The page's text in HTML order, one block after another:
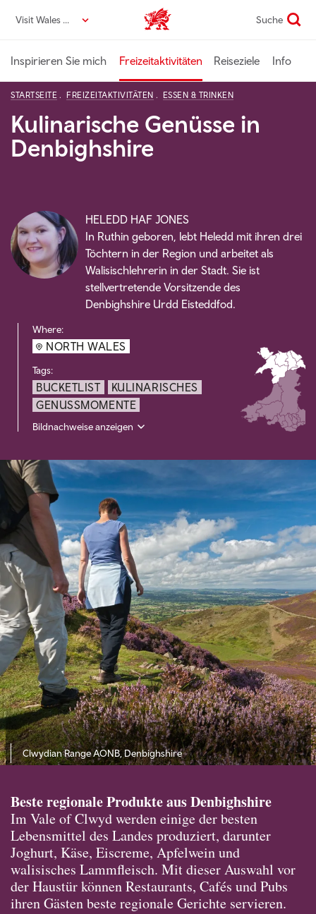
zumVisit Wales DE VisitWales home Suche
Inspirieren Sie mich Freizeitaktivitäten Reiseziele Info
STARTSEITE FREIZEITAKTIVITÄTEN ESSEN & TRINKEN
Kulinarische Genüsse in
Denbighshire
HELEDD HAF JONES
In Ruthin geboren, lebt Heledd mit ihren drei
Töchtern in der Region und arbeitet als
Walisischlehrerin in der Stadt. Sie ist
stellvertretende Vorsitzende des
Denbighshire Urdd Eisteddfod.
Where:
NORTH WALES
Tags:
BUCKETLIST
KULINARISCHES
GENUSSMOMENTE
Bildnachweise anzeigen
Clwydian Range AONB, Denbighshire
Beste regionale Produkte aus Denbighshire
Im Vale of Clwyd werden einige der besten
Lebensmittel des Landes produziert, darunter
Joghurt, Käse, Eiscreme, Apfelwein und
walisisches Lammfleisch. Mit dieser Auswahl vor
der Haustür können Restaurants, Cafés und Pubs
ihren Gästen beste regionale Gerichte servieren.